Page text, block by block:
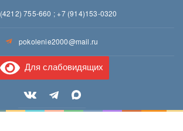
(4212) 755-660 ;+7 (914)153-0320
pokolenie2000@mail.ru
Для слабовидящих